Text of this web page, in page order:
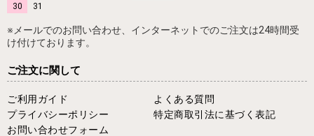
30
31
※メールでのお問い合わせ、インターネットでのご注文は24時間受
け付けております。
ご注文に関して
ご利用ガイド
よくある質問
プライバシーポリシー
特定商取引法に基づく表記
お問い合わせフォーム